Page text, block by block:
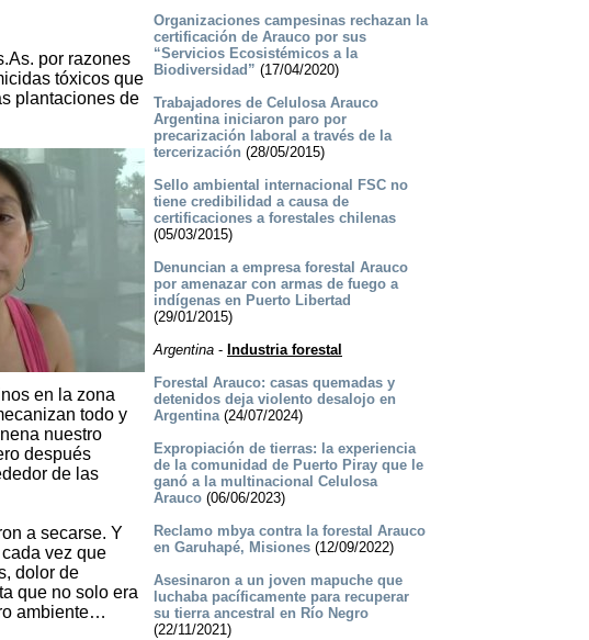
por razones
tóxicos que
plantaciones de
en la zona
todo y
nuestro
después
de las
a secarse. Y
vez que
dolor de
que no solo era
ambiente…
Organizaciones campesinas rechazan la
certificación de Arauco por sus
“Servicios Ecosistémicos a la
Biodiversidad” (17/04/2020)
Trabajadores de Celulosa Arauco
Argentina iniciaron paro por
precarización laboral a través de la
tercerización (28/05/2015)
Sello ambiental internacional FSC no
tiene credibilidad a causa de
certificaciones a forestales chilenas
(05/03/2015)
Denuncian a empresa forestal Arauco
por amenazar con armas de fuego a
indígenas en Puerto Libertad
(29/01/2015)
Argentina- Industria forestal
Forestal Arauco: casas quemadas y
detenidos deja violento desalojo en
Argentina(24/07/2024)
Expropiación de tierras: la experiencia
de la comunidad de Puerto Piray que le
ganó a la multinacional Celulosa
Arauco(06/06/2023)
Reclamo mbya contra la forestal Arauco
en Garuhapé, Misiones(12/09/2022)
Asesinaron a un joven mapuche que
luchaba pacíficamente para recuperar
su tierra ancestral en Río Negro
(22/11/2021)